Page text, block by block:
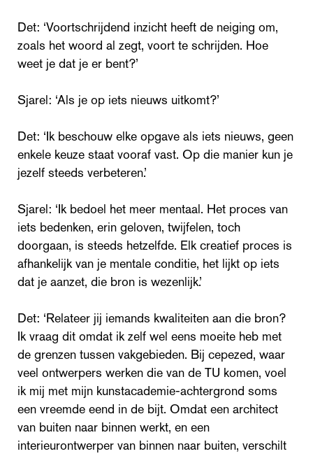
Det: ‘Voortschrijdend inzicht heeft de neiging om,
zoals het woord al zegt, voort te schrijden. Hoe
weet je dat je er bent?’
Sjarel: ‘Als je op iets nieuws uitkomt?’
Det: ‘Ik beschouw elke opgave als iets nieuws, geen
enkele keuze staat vooraf vast. Op die manier kun je
jezelf steeds verbeteren.’
Sjarel: ‘Ik bedoel het meer mentaal. Het proces van
iets bedenken, erin geloven, twijfelen, toch
doorgaan, is steeds hetzelfde. Elk creatief proces is
afhankelijk van je mentale conditie, het lijkt op iets
dat je aanzet, die bron is wezenlijk.’
Det: ‘Relateer jij iemands kwaliteiten aan die bron?
Ik vraag dit omdat ik zelf wel eens moeite heb met
de grenzen tussen vakgebieden. Bij cepezed, waar
veel ontwerpers werken die van de TU komen, voel
ik mij met mijn kunstacademie-achtergrond soms
een vreemde eend in de bijt. Omdat een architect
van buiten naar binnen werkt, en een
interieurontwerper van binnen naar buiten, verschilt